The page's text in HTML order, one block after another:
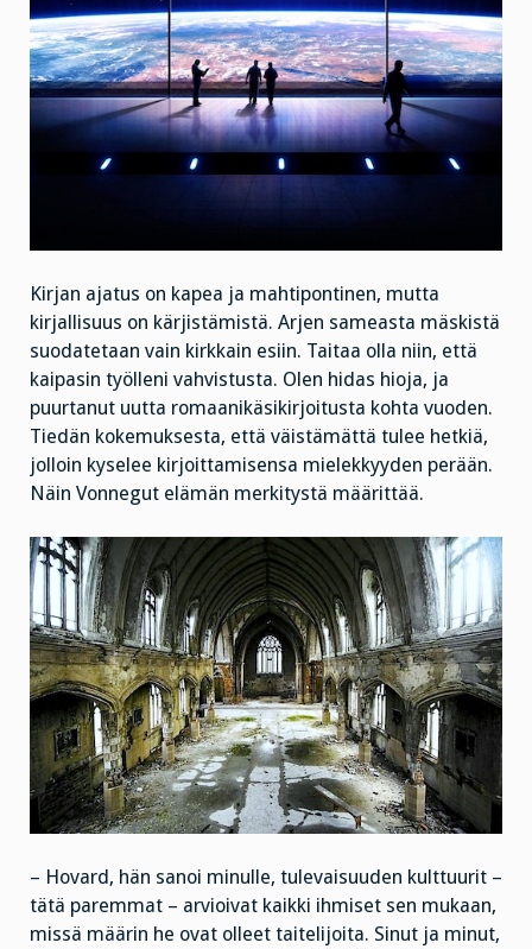
Kirjan ajatus on kapea ja mahtipontinen, mutta
kirjallisuus on kärjistämistä. Arjen sameasta mäskistä
suodatetaan vain kirkkain esiin. Taitaa olla niin, että
kaipasin työlleni vahvistusta. Olen hidas hioja, ja
puurtanut uutta romaanikäsikirjoitusta kohta vuoden.
Tiedän kokemuksesta, että väistämättä tulee hetkiä,
jolloin kyselee kirjoittamisensa mielekkyyden perään.
Näin Vonnegut elämän merkitystä määrittää.
– Hovard, hän sanoi minulle, tulevaisuuden kulttuurit –
tätä paremmat – arvioivat kaikki ihmiset sen mukaan,
missä määrin he ovat olleet taitelijoita. Sinut ja minut,